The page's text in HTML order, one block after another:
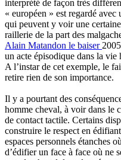
interprété de façon très
« européen » est regardé
qui peuvent y voir une
raillerie de la part des
Alain Matandon le baiser
un acte épisodique dans la
A l’instar de cet exemple, le
retire rien de son importance.
Il y a pourtant des
homme cheval, à voir dans le
de contact tactile. Certains
construire le respect en
espaces personnels étanches
d’édifier un face à face où ne